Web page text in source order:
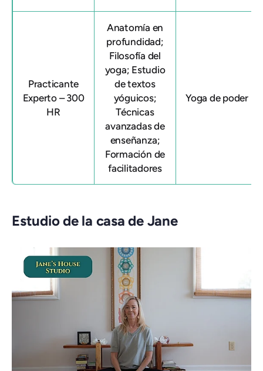
Practicante
Experto – 300
HR
Anatomía en
profundidad;
Filosofía del
yoga; Estudio
de textos
yóguicos;
Técnicas
avanzadas de
enseñanza;
Formación de
facilitadores
Yoga de poder
Estudio de la casa de Jane